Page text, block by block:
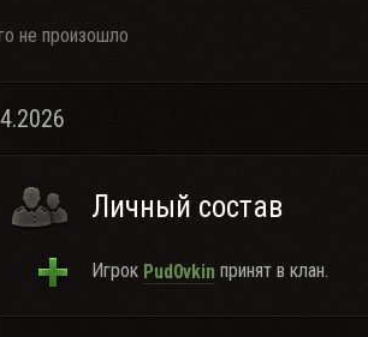
не произошло
Личный состав
Игрок Pud0vkin принят в клан.